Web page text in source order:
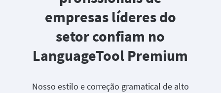
empresas líderes do
setor confiam no
LanguageTool Premium
Nosso estilo e correção gramatical de alto